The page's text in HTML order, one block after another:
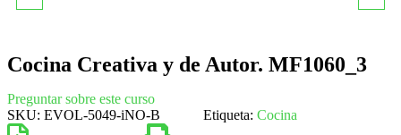
RESTAURACIÓN
Cocina Creativa y de Autor. MF1060_3
Preguntar sobre este curso
SKU: EVOL-5049-iNO-B Etiqueta: Cocina